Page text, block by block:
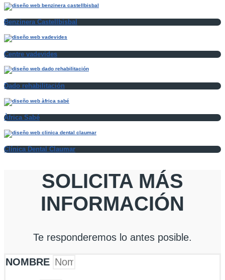
Benzinera Castellbisbal
Centre vadevides
Dado rehabilitación
Àfrica Sabé
Clínica Dental Claumar
SOLICITA MÁS
INFORMACIÓN
Te responderemos lo antes posible.
NOMBRE